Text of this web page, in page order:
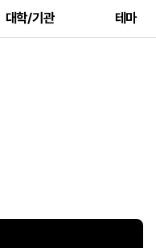
대학/기관 테마